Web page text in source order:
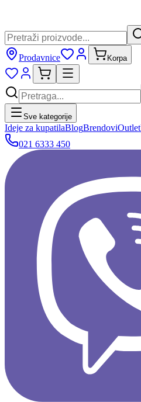
Prodavnice Korpa
Sve kategorije
Ideje za kupatilaBlogBrendoviOutlet
021 6333 450